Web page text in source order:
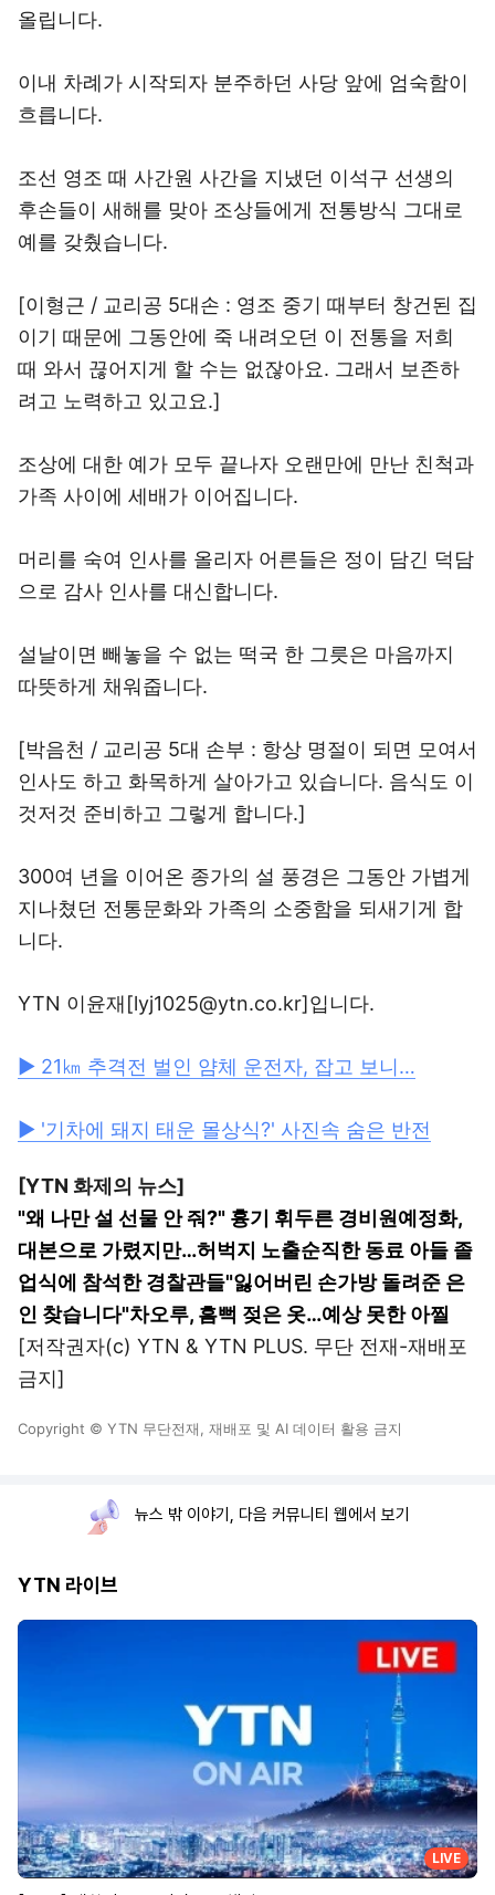
올립니다.
이내 차례가 시작되자 분주하던 사당 앞에 엄숙함이
흐릅니다.
조선 영조 때 사간원 사간을 지냈던 이석구 선생의
후손들이 새해를 맞아 조상들에게 전통방식 그대로
예를 갖췄습니다.
[이형근 / 교리공 5대손 : 영조 중기 때부터 창건된 집
이기 때문에 그동안에 죽 내려오던 이 전통을 저희
때 와서 끊어지게 할 수는 없잖아요. 그래서 보존하
려고 노력하고 있고요.]
조상에 대한 예가 모두 끝나자 오랜만에 만난 친척과
가족 사이에 세배가 이어집니다.
머리를 숙여 인사를 올리자 어른들은 정이 담긴 덕담
으로 감사 인사를 대신합니다.
설날이면 빼놓을 수 없는 떡국 한 그릇은 마음까지
따뜻하게 채워줍니다.
[박음천 / 교리공 5대 손부 : 항상 명절이 되면 모여서
인사도 하고 화목하게 살아가고 있습니다. 음식도 이
것저것 준비하고 그렇게 합니다.]
300여 년을 이어온 종가의 설 풍경은 그동안 가볍게
지나쳤던 전통문화와 가족의 소중함을 되새기게 합
니다.
YTN 이윤재[lyj1025@ytn.co.kr]입니다.
▶ 21㎞ 추격전 벌인 얌체 운전자, 잡고 보니…
▶ '기차에 돼지 태운 몰상식?' 사진속 숨은 반전
[YTN 화제의 뉴스]
"왜 나만 설 선물 안 줘?" 흉기 휘두른 경비원 예정화,
대본으로 가렸지만…허벅지 노출순직한 동료 아들 졸
업식에 참석한 경찰관들"잃어버린 손가방 돌려준 은
인 찾습니다"차오루, 흠뻑 젖은 옷…예상 못한 아찔
[저작권자(c) YTN & YTN PLUS. 무단 전재-재배포
금지]
Copyright © YTN 무단전재, 재배포 및 AI 데이터 활용 금지
뉴스 밖 이야기, 다음 커뮤니티 웹에서 보기
YTN 라이브
LIVE